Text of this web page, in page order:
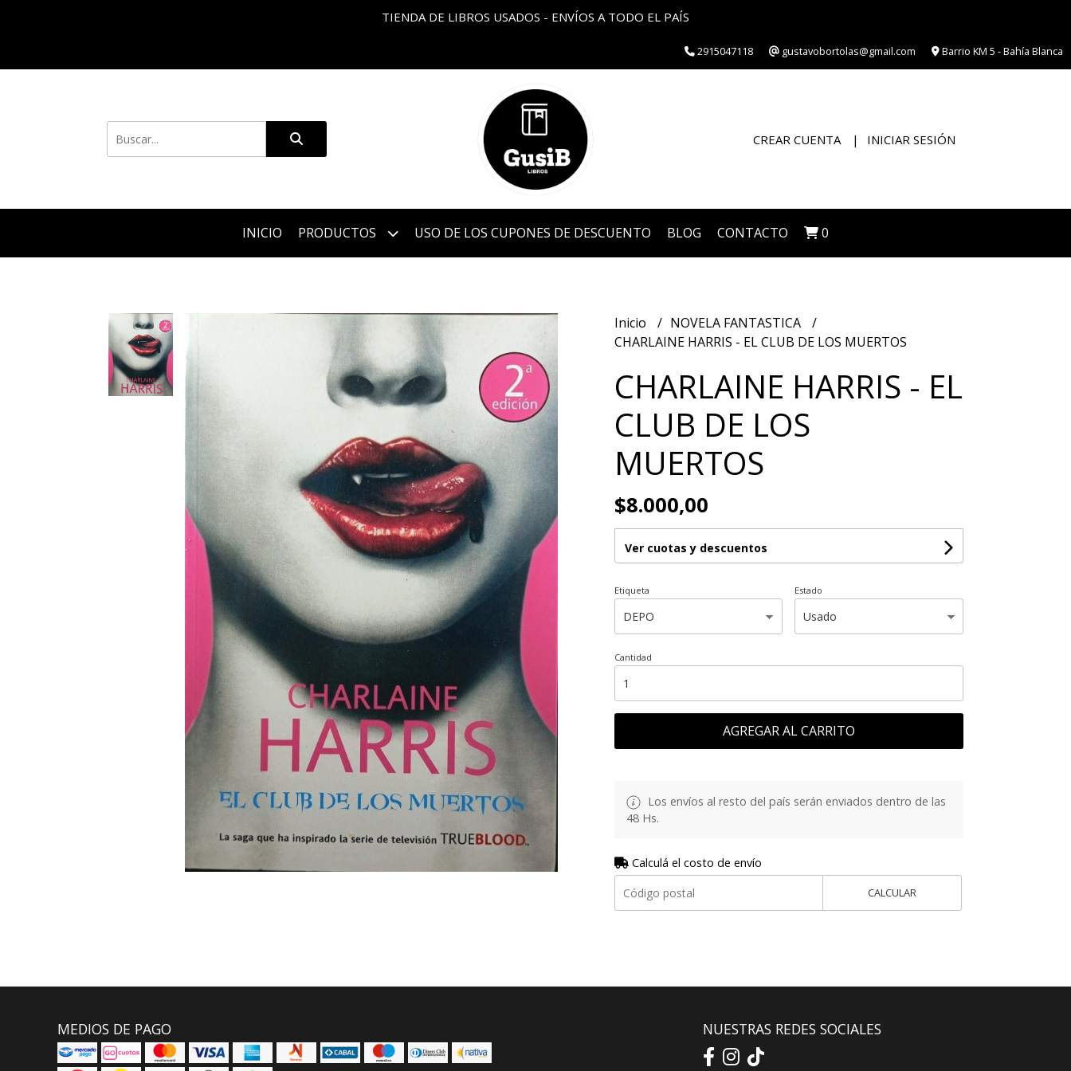
TIENDA DE LIBROS USADOS - ENVÍOS A TODO EL PAÍS
2915047118 gustavobortolas@gmail.com Barrio KM 5 - Bahía Blanca
CREAR CUENTA INICIAR SESIÓN
INICIO PRODUCTOS USO DE LOS CUPONES DE DESCUENTO BLOG CONTACTO 0
Inicio
NOVELA FANTASTICA
CHARLAINE HARRIS - EL CLUB DE LOS MUERTOS
CHARLAINE HARRIS - EL
CLUB DE LOS
MUERTOS
$8.000,00
Ver cuotas y descuentos
Etiqueta Estado
Cantidad
AGREGAR AL CARRITO
Los envíos al resto del país serán enviados dentro de las
48 Hs.
Calculá el costo de envío
CALCULAR
MEDIOS DE PAGO NUESTRAS REDES SOCIALES